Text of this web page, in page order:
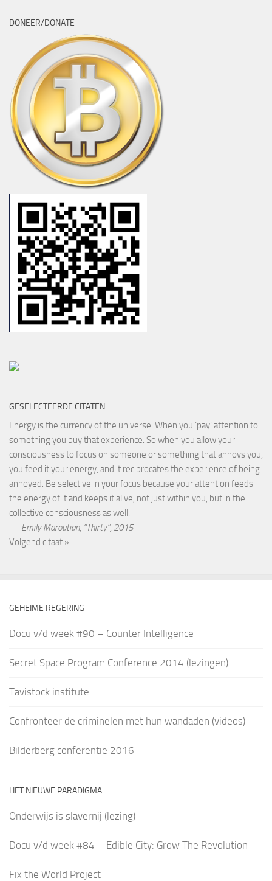
DONEER/DONATE
GESELECTEERDE CITATEN
Energy is the currency of the universe. When you ‘pay’ attention to
something you buy that experience. So when you allow your
consciousness to focus on someone or something that annoys you,
you feed it your energy, and it reciprocates the experience of being
annoyed. Be selective in your focus because your attention feeds
the energy of it and keeps it alive, not just within you, but in the
collective consciousness as well.
— Emily Maroutian, “Thirty”, 2015
Volgend citaat »
GEHEIME REGERING
Docu v/d week #90 – Counter Intelligence
Secret Space Program Conference 2014 (lezingen)
Tavistock institute
Confronteer de criminelen met hun wandaden (videos)
Bilderberg conferentie 2016
HET NIEUWE PARADIGMA
Onderwijs is slavernij (lezing)
Docu v/d week #84 – Edible City: Grow The Revolution
Fix the World Project